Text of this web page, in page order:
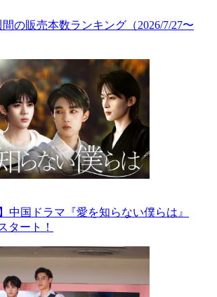
間の販売本数ランキング（2026/7/27〜
中国ドラマ『愛を知らない僕らは』
タート！